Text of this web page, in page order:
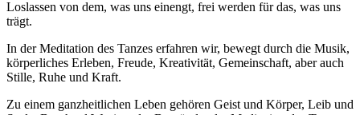
Loslassen von dem, was uns einengt, frei werden für das, was uns
trägt.
In der Meditation des Tanzes erfahren wir, bewegt durch die Musik,
körperliches Erleben, Freude, Kreativität, Gemeinschaft, aber auch
Stille, Ruhe und Kraft.
Zu einem ganzheitlichen Leben gehören Geist und Körper, Leib und